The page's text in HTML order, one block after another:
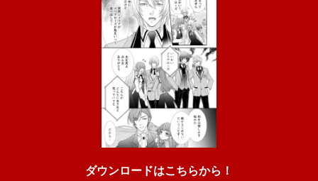
ダウンロードはこちらから！